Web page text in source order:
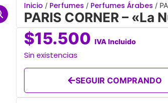
Inicio / Perfumes / Perfumes Árabes /
PARIS CORNER –
$15.500 IVA Incluido
Sin existencias
SEGUIR COMPRANDO